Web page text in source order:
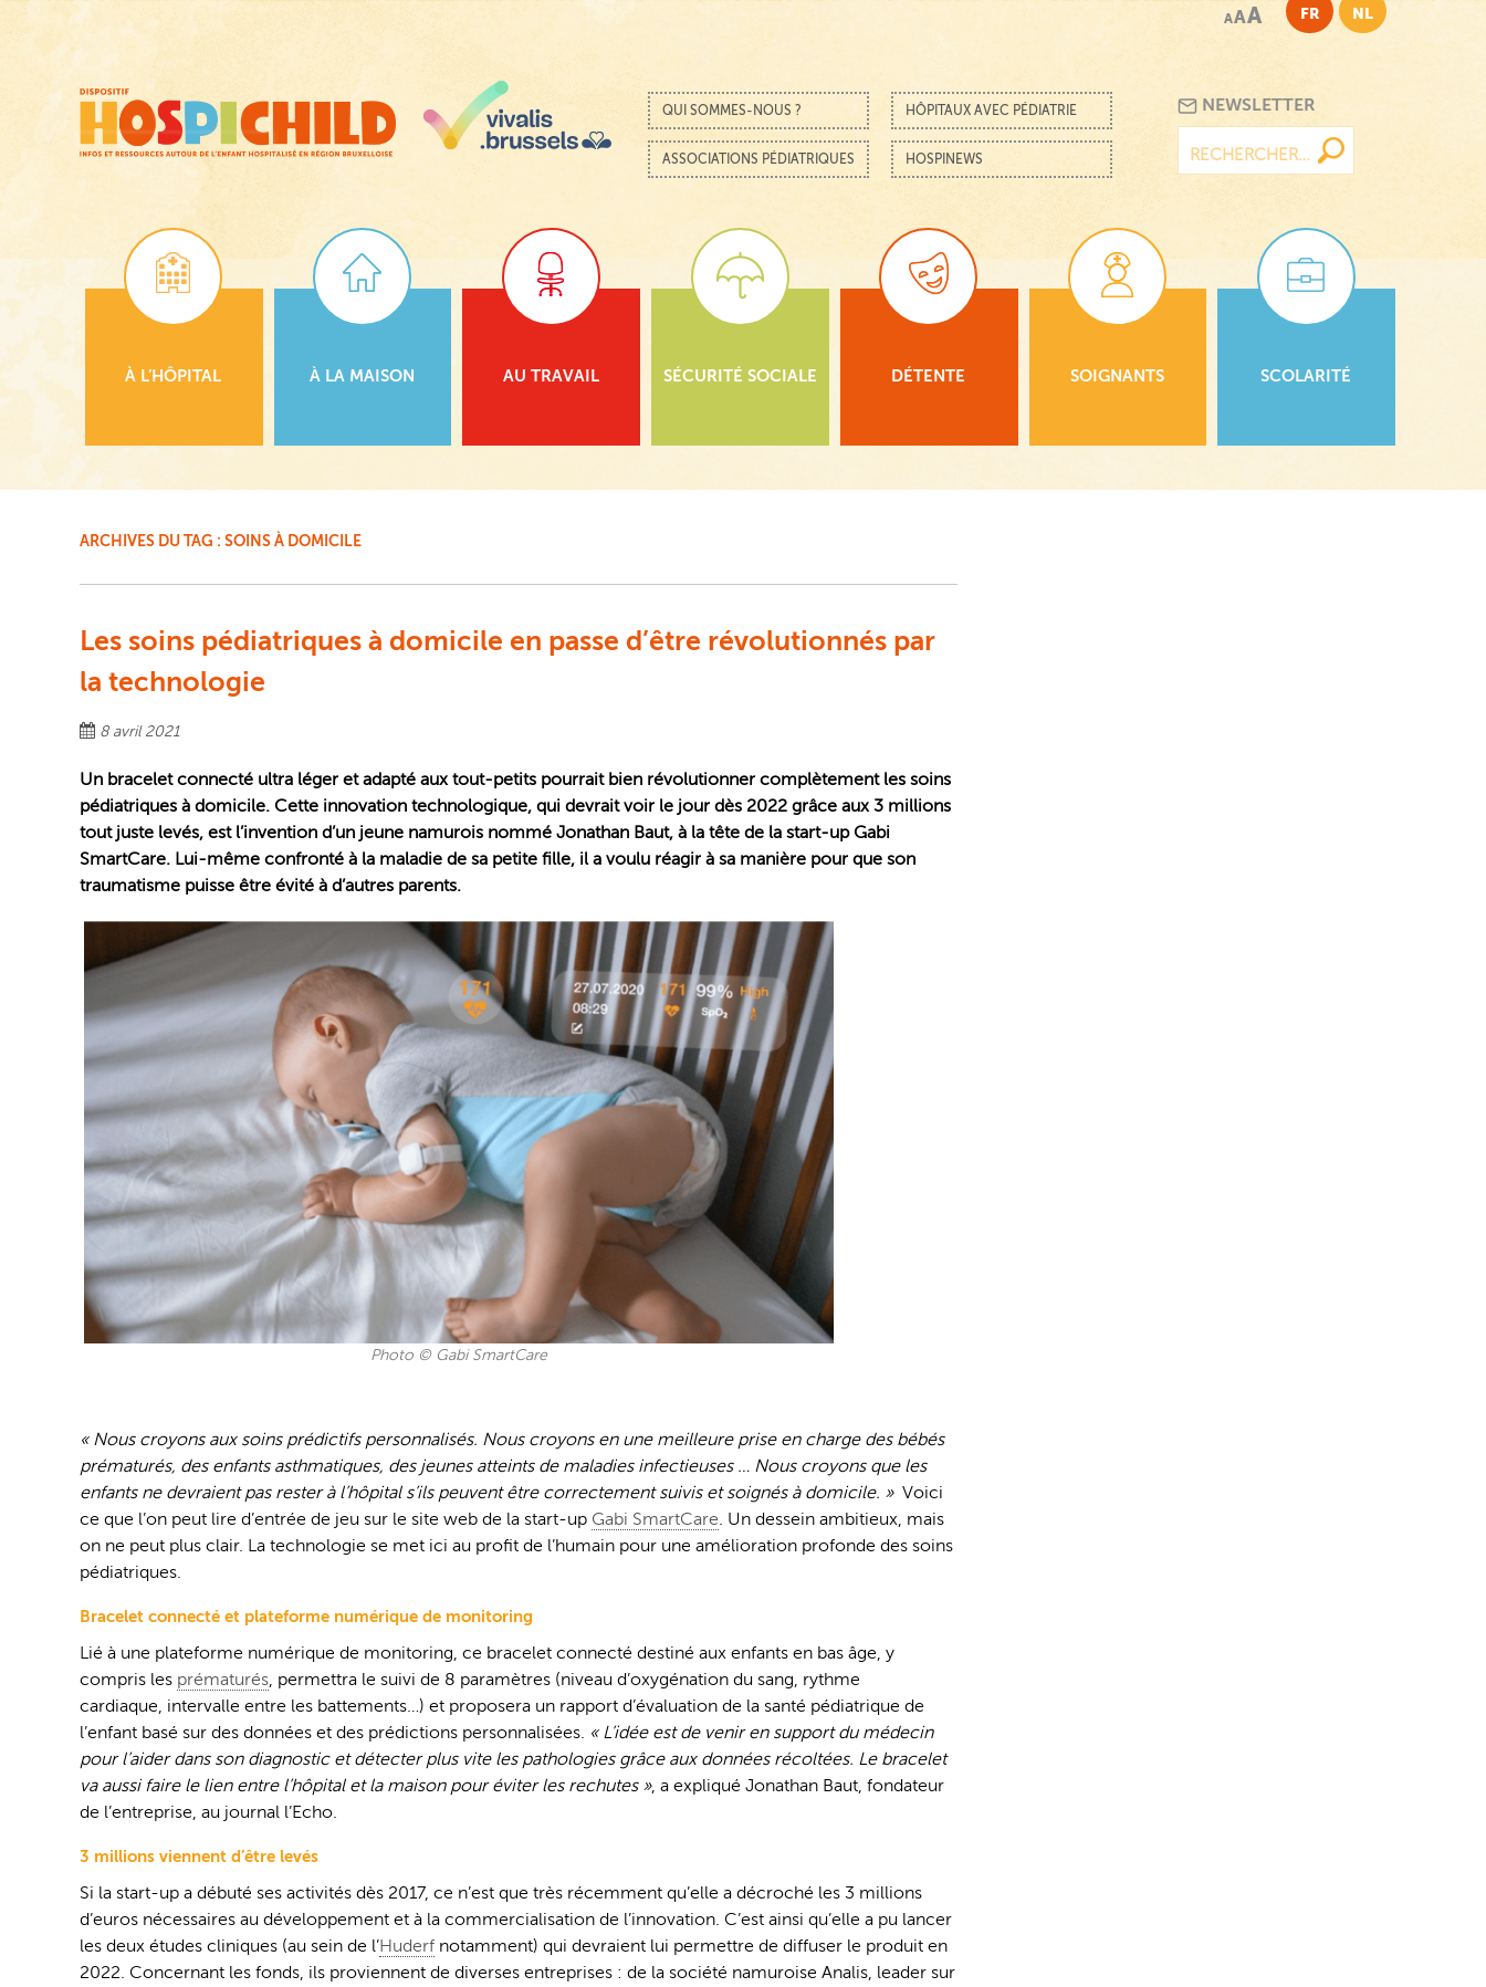
principal
AAA FR NL
Menu
Passer au contenu
QUI SOMMES-NOUS ? HÔPITAUX AVEC PÉDIATRIE
ASSOCIATIONS PÉDIATRIQUES HOSPINEWS
NEWSLETTER
À L’HÔPITAL À LA MAISON AU TRAVAIL SÉCURITÉ SOCIALE DÉTENTE SOIGNANTS SCOLARITÉ
ARCHIVES DU TAG : SOINS À DOMICILE
Les soins pédiatriques à domicile en passe d’être révolutionnés par
la technologie
8 avril 2021
Un bracelet connecté ultra léger et adapté aux tout-petits pourrait bien révolutionner complètement les soins
pédiatriques à domicile. Cette innovation technologique, qui devrait voir le jour dès 2022 grâce aux 3 millions
tout juste levés, est l’invention d’un jeune namurois nommé Jonathan Baut, à la tête de la start-up Gabi
SmartCare. Lui-même confronté à la maladie de sa petite fille, il a voulu réagir à sa manière pour que son
traumatisme puisse être évité à d’autres parents.
Photo © Gabi SmartCare
« Nous croyons aux soins prédictifs personnalisés. Nous croyons en une meilleure prise en charge des bébés
prématurés, des enfants asthmatiques, des jeunes atteints de maladies infectieuses … Nous croyons que les
enfants ne devraient pas rester à l’hôpital s’ils peuvent être correctement suivis et soignés à domicile. »Voici
ce que l’on peut lire d’entrée de jeu sur le site web de la start-up Gabi SmartCare. Un dessein ambitieux, mais
on ne peut plus clair. La technologie se met ici au profit de l’humain pour une amélioration profonde des soins
pédiatriques.
Bracelet connecté et plateforme numérique de monitoring
Lié à une plateforme numérique de monitoring, ce bracelet connecté destiné aux enfants en bas âge, y
compris les prématurés, permettra le suivi de 8 paramètres (niveau d’oxygénation du sang, rythme
cardiaque, intervalle entre les battements…) et proposera un rapport d’évaluation de la santé pédiatrique de
l’enfant basé sur des données et des prédictions personnalisées. « L’idée est de venir en support du médecin
pour l’aider dans son diagnostic et détecter plus vite les pathologies grâce aux données récoltées. Le bracelet
va aussi faire le lien entre l’hôpital et la maison pour éviter les rechutes », a expliqué Jonathan Baut, fondateur
de l’entreprise, au journal l’Echo.
3 millions viennent d’être levés
Si la start-up a débuté ses activités dès 2017, ce n’est que très récemment qu’elle a décroché les 3 millions
d’euros nécessaires au développement et à la commercialisation de l’innovation. C’est ainsi qu’elle a pu lancer
les deux études cliniques (au sein de l’Huderf notamment) qui devraient lui permettre de diffuser le produit en
2022. Concernant les fonds, ils proviennent de diverses entreprises : de la société namuroise Analis, leader sur